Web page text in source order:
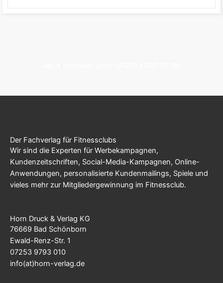
Der Fachverlag für Fitnessclubs
Wir sind die Experten für Werbekampagnen,
Kundenzeitschriften, Social-Media-Kampagnen, Online-
Anwendungen, personalisierte Kundenmailings, Spiele und
vieles mehr zur Mitgliedergewinnung im Fitnessclub.
Horn Druck & Verlag KG
76669 Bad Schönborn
Ewald-Renz-Str. 1
07253 9793 010
info(at)horn-verlag.de